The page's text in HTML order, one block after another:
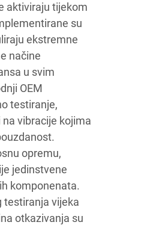
aktiviraju tijekom
su
ekstremne
načine
u svim
OEM
testiranje,
vibracije kojima
opremu,
jedinstvene
komponenata.
testiranja vijeka
otkazivanja su